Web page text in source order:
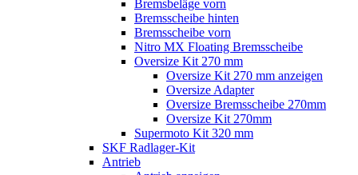
Bremsbeläge vorn
Bremsscheibe hinten
Bremsscheibe vorn
Nitro MX Floating Bremsscheibe
Oversize Kit 270 mm
Oversize Kit 270 mm anzeigen
Oversize Adapter
Oversize Bremsscheibe 270mm
Oversize Kit 270mm
Supermoto Kit 320 mm
SKF Radlager-Kit
Antrieb